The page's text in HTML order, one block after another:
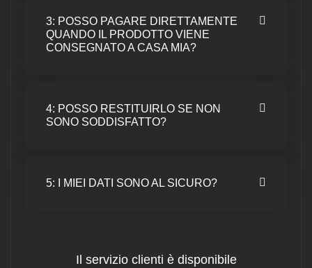
3: POSSO PAGARE DIRETTAMENTE
QUANDO IL PRODOTTO VIENE
CONSEGNATO A CASA MIA?
4: POSSO RESTITUIRLO SE NON
SONO SODDISFATTO?
5: I MIEI DATI SONO AL SICURO?
Il servizio clienti è disponibile